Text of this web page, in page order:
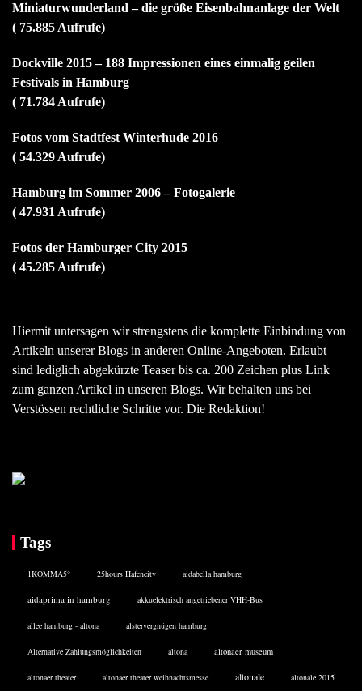
Miniaturwunderland – die größe Eisenbahnanlage der Welt
( 75.885 Aufrufe)
Dockville 2015 – 188 Impressionen eines einmalig geilen
Festivals in Hamburg
( 71.784 Aufrufe)
Fotos vom Stadtfest Winterhude 2016
( 54.329 Aufrufe)
Hamburg im Sommer 2006 – Fotogalerie
( 47.931 Aufrufe)
Fotos der Hamburger City 2015
( 45.285 Aufrufe)
Hiermit untersagen wir strengstens die komplette Einbindung von
Artikeln unserer Blogs in anderen Online-Angeboten. Erlaubt
sind lediglich abgekürzte Teaser bis ca. 200 Zeichen plus Link
zum ganzen Artikel in unseren Blogs. Wir behalten uns bei
Verstössen rechtliche Schritte vor. Die Redaktion!
Tags
1KOMMA5° 25hours Hafencity aidabella hamburg
aidaprima in hamburg akkuelektrisch angetriebener VHH-Bus
allee hamburg - altona alstervergnügen hamburg
Alternative Zahlungsmöglichkeiten altona altonaer museum
altonaer theater altonaer theater weihnachtsmesse altonale altonale 2015